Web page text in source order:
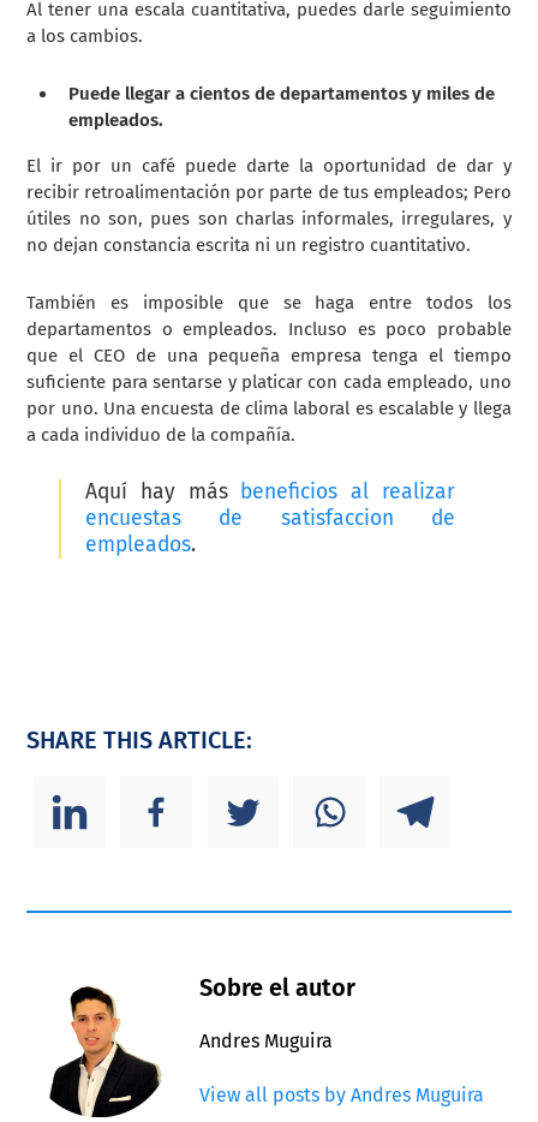
Al tener una escala cuantitativa, puedes darle seguimiento
a los cambios.
Puede llegar a cientos de departamentos y miles de
empleados.
El ir por un café puede darte la oportunidad de dar y
recibir retroalimentación por parte de tus empleados; Pero
útiles no son, pues son charlas informales, irregulares, y
no dejan constancia escrita ni un registro cuantitativo.
También es imposible que se haga entre todos los
departamentos o empleados. Incluso es poco probable
que el CEO de una pequeña empresa tenga el tiempo
suficiente para sentarse y platicar con cada empleado, uno
por uno. Una encuesta de clima laboral es escalable y llega
a cada individuo de la compañía.
Aquí hay más
beneficios al realizar
encuestas de satisfaccion de
empleados.
SHARE THIS ARTICLE:
Sobre el autor
Andres Muguira
View all posts by Andres Muguira